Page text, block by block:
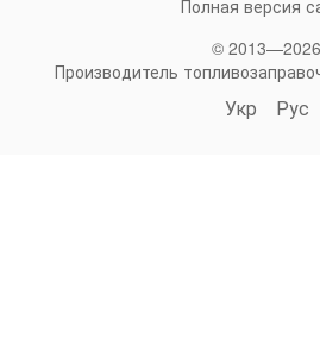
Полная версия
© 2013—2026
Производитель
Укр Рус